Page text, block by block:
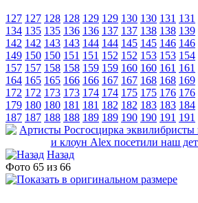
127 127 128 128 129 129 130 130 131 131
134 135 135 136 136 137 137 138 138 139
142 142 143 143 144 144 145 145 146 146
149 150 150 151 151 152 152 153 153 154
157 157 158 158 159 159 160 160 161 161
164 165 165 166 166 167 167 168 168 169
172 172 173 173 174 174 175 175 176 176
179 180 180 181 181 182 182 183 183 184
187 187 188 188 189 189 190 190 191 191
Назад
Фото 65 из 66